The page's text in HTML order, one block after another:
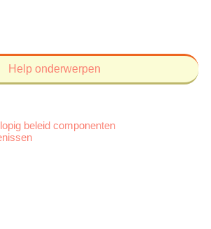
Help onderwerpen
beleid componenten